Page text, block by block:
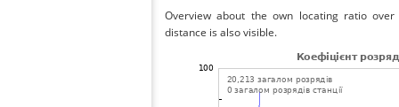
Overview about the own locating ratio
distance is also visible.